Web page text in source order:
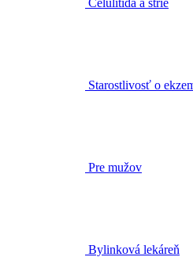
Celulitída a strie
Starostlivosť o
Pre mužov
Bylinková lekáreň